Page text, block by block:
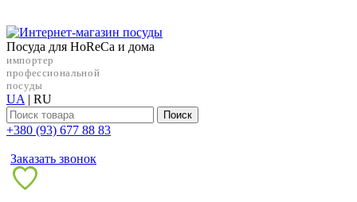
Посуда для HoReCa и дома
импортер
профессиональной
посуды
UA | RU
Поиск
+38‎0 (93) 677 88 83
Заказать звонок